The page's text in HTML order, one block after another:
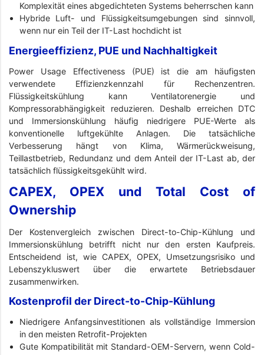
Komplexität eines abgedichteten Systems beherrschen kann
Hybride Luft- und Flüssigkeitsumgebungen sind sinnvoll,
wenn nur ein Teil der IT-Last hochdicht ist
Energieeffizienz, PUE und Nachhaltigkeit
Power Usage Effectiveness (PUE) ist die am häufigsten
verwendete Effizienzkennzahl für Rechenzentren.
Flüssigkeitskühlung kann Ventilatorenergie und
Kompressorabhängigkeit reduzieren. Deshalb erreichen DTC
und Immersionskühlung häufig niedrigere PUE-Werte als
konventionelle luftgekühlte Anlagen. Die tatsächliche
Verbesserung hängt von Klima, Wärmerückweisung,
Teillastbetrieb, Redundanz und dem Anteil der IT-Last ab, der
tatsächlich flüssigkeitsgekühlt wird.
CAPEX, OPEX und Total Cost of
Ownership
Der Kostenvergleich zwischen Direct-to-Chip-Kühlung und
Immersionskühlung betrifft nicht nur den ersten Kaufpreis.
Entscheidend ist, wie CAPEX, OPEX, Umsetzungsrisiko und
Lebenszykluswert über die erwartete Betriebsdauer
zusammenwirken.
Kostenprofil der Direct-to-Chip-Kühlung
Niedrigere Anfangsinvestitionen als vollständige Immersion
in den meisten Retrofit-Projekten
Gute Kompatibilität mit Standard-OEM-Servern, wenn Cold-